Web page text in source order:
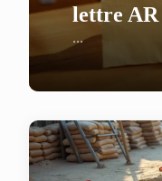
lettre AR
...